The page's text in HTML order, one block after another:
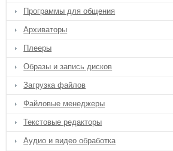
Программы для общения
Архиваторы
Плееры
Образы и запись дисков
Загрузка файлов
Файловые менеджеры
Текстовые редакторы
Аудио и видео обработка